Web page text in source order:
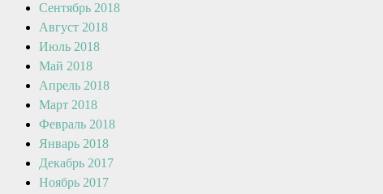
Сентябрь 2018
Август 2018
Июль 2018
Май 2018
Апрель 2018
Март 2018
Февраль 2018
Январь 2018
Декабрь 2017
Ноябрь 2017